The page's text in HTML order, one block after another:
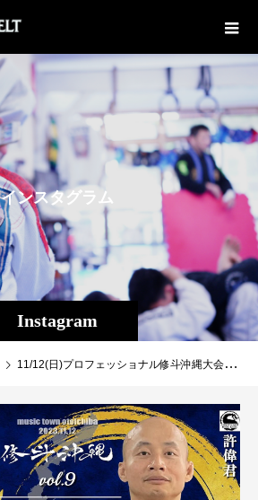
Instagram
インスタグラ ム
11/12(日)プロフェッショナル修斗沖縄大会【THE SHOOTO OKINAWAvol.9】！修斗GYM香港の刺客ホイ・ワイ・クエンが国境を越えて初参戦！対戦相手は勝利に飢える大田ノヒロ！［大会名］プロフェッショナル修斗公式戦沖縄大会 【THE SHOOTO OKINAWA vol.9】［日 時］2023年11月12日（日）［開 場］14:00［開 始］15:00［会 場］ミュージックタウン音市場（沖縄市上地1-1-1）［主 催］Theパラエストラ沖縄［認 定］修斗コミッション［協 力］一般社団法人日本修斗協会/EVERGROUND/Studio Shine/JMOC/GFC[特別メイン協賛] 【G-garage】沖縄で車販売車両販売承ります！（那覇市古波蔵2-4-8-1）Instagram→→→https://www.instagram.com/like_impala/[特別協賛] 株式会社ファッションキャンディー/沖縄広告株式会社/Deshign.SP41/Privatesalon CrossLine/SUIPARA＃道頓堀ワッフル/京都市役所前法律事務所/カルペディエム沖縄［チケット発売日］9/20(水) SRS12,000円RS席7,000円/S席6,000円※当日は全席500円増し。※当日別途500円1ドリンク制。［チケット取扱所］ ◯Theパラエストラ沖縄 TEL:098-851-4739 住所：那覇市与儀2-21-1［お問合わせ］Theパラエストラ沖縄 TEL:098-851-4739#shooto1112 #THESHOOTOOKINAWA #EVERGROUND #斬修斗沖縄 #修斗 #shooto #沖縄 #パラエストラ #那覇 #コザ #MMA #総合格闘技